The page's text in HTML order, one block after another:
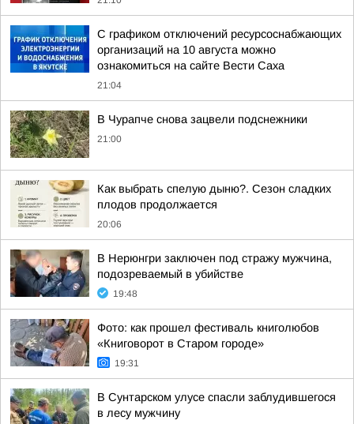
С графиком отключений ресурсоснабжающих
организаций на 10 августа можно
ознакомиться на сайте Вести Саха
21:04
В Чурапче снова зацвели подснежники
21:00
Как выбрать спелую дыню?. Сезон сладких
плодов продолжается
20:06
В Нерюнгри заключен под стражу мужчина,
подозреваемый в убийстве
19:48
Фото: как прошел фестиваль книголюбов
«Книговорот в Старом городе»
19:31
В Сунтарском улусе спасли заблудившегося
в лесу мужчину